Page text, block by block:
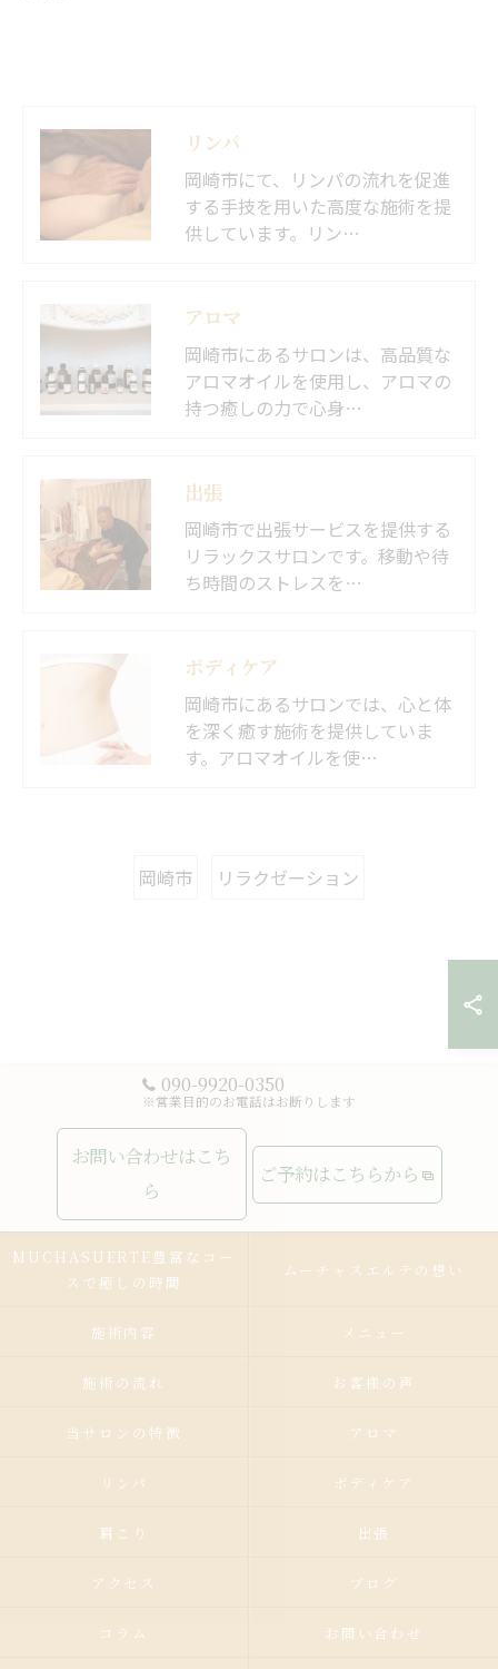
リンパ
岡崎市にて、リンパの流れを促進
する手技を用いた高度な施術を提
供しています。リン…
アロマ
岡崎市にあるサロンは、高品質な
アロマオイルを使用し、アロマの
持つ癒しの力で心身…
出張
岡崎市で出張サービスを提供する
リラックスサロンです。移動や待
ち時間のストレスを…
ボディケア
岡崎市にあるサロンでは、心と体
を深く癒す施術を提供していま
す。アロマオイルを使…
岡崎市 リラクゼーション
090-9920-0350
※営業目的のお電話はお断りします
お問い合わせはこち
ら
ご予約はこちらから
MUCHASUERTE豊富なコー
スで癒しの時間
ムーチャスエルテの想い
施術内容 メニュー
施術の流れ お客様の声
当サロンの特徴 アロマ
リンパ ボディケア
肩こり 出張
アクセス ブログ
コラム お問い合わせ